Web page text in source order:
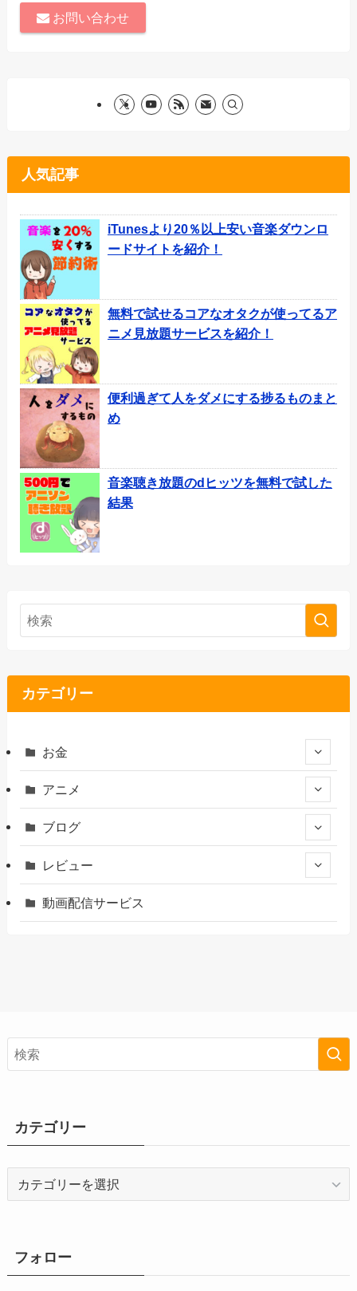
お問い合わせ
人気記事
iTunesより20％以上安い音楽ダウンロ
ードサイトを紹介！
無料で試せるコアなオタクが使ってるア
ニメ見放題サービスを紹介！
便利過ぎて人をダメにする捗るものまと
め
音楽聴き放題のdヒッツを無料で試した
結果
カテゴリー
お金
アニメ
ブログ
レビュー
動画配信サービス
カテゴリー
ーフォロー